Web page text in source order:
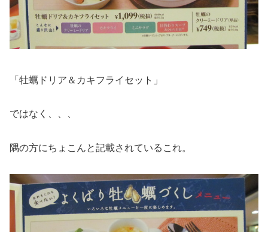
「牡蠣ドリア＆カキフライセット」
ではなく、、、
隅の方にちょこんと記載されているこれ。